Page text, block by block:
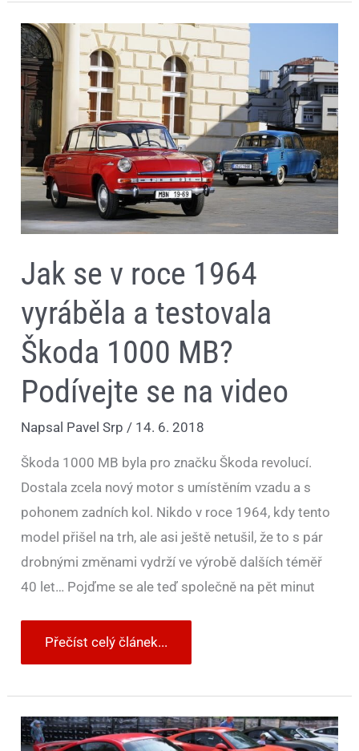
Jak se v roce 1964
vyráběla a testovala
Škoda 1000 MB?
Podívejte se na video
Napsal Pavel Srp/ 14. 6. 2018
Škoda 1000 MB byla pro značku Škoda revolucí.
Dostala zcela nový motor s umístěním vzadu a s
pohonem zadních kol. Nikdo v roce 1964, kdy tento
model přišel na trh, ale asi ještě netušil, že to s pár
drobnými změnami vydrží ve výrobě dalších téměř
40 let… Pojďme se ale teď společně na pět minut
Jak
se
v
roce
1964
vyráběla
a
testovala
Škoda
1000
MB?
Podívejte
se
na
video
Přečíst celý článek...
Obrazem:
23.